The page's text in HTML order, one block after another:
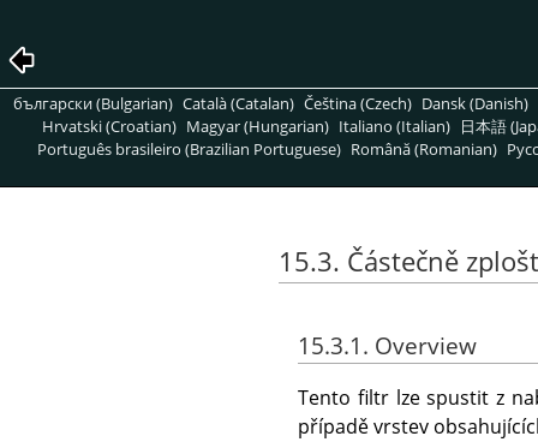
български (Bulgarian) Català (Catalan) Čeština (Czech) Dansk (Danish)
Hrvatski (Croatian) Magyar (Hungarian) Italiano (Italian) 日本語
Português brasileiro (Brazilian Portuguese) Română (Romanian)
15.3. Částečně
15.3.1. Overview
Tento filtr lze spustit z
případě vrstev